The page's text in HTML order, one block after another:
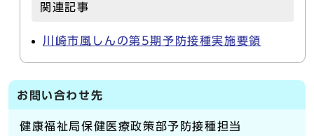
関連記事
川崎市風しんの第5期予防接種実施要領
お問い合わせ先
健康福祉局保健医療政策部予防接種担当